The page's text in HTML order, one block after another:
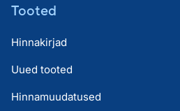
Tooted
Hinnakirjad
Uued tooted
Hinnamuudatused